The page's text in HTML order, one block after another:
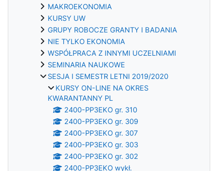
MAKROEKONOMIA
KURSY UW
GRUPY ROBOCZE GRANTY I BADANIA
NIE TYLKO EKONOMIA
WSPÓŁPRACA Z INNYMI UCZELNIAMI
SEMINARIA NAUKOWE
SESJA I SEMESTR LETNI 2019/2020
KURSY ON-LINE NA OKRES
KWARANTANNY PL
2400-PP3EKO gr. 310
2400-PP3EKO gr. 309
2400-PP3EKO gr. 307
2400-PP3EKO gr. 303
2400-PP3EKO gr. 302
2400-PP3EKO wykł.